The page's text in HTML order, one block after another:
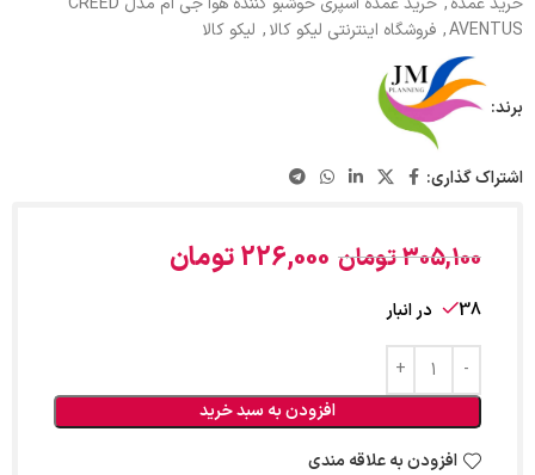
AVENTUS
, فروشگاه اینترنتی لیکو کالا, لیکو کالا
برند:
اشتراک گذاری:
305,100تومان 226,000تومان
38 در انبار
افزودن به سبد خرید
افزودن به علاقه مندی